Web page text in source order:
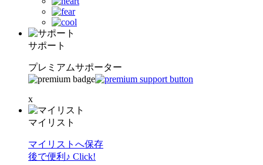
サポート
プレミアムサポーター
x
マイリスト
マイリストへ保存
後で便利♪ Click!